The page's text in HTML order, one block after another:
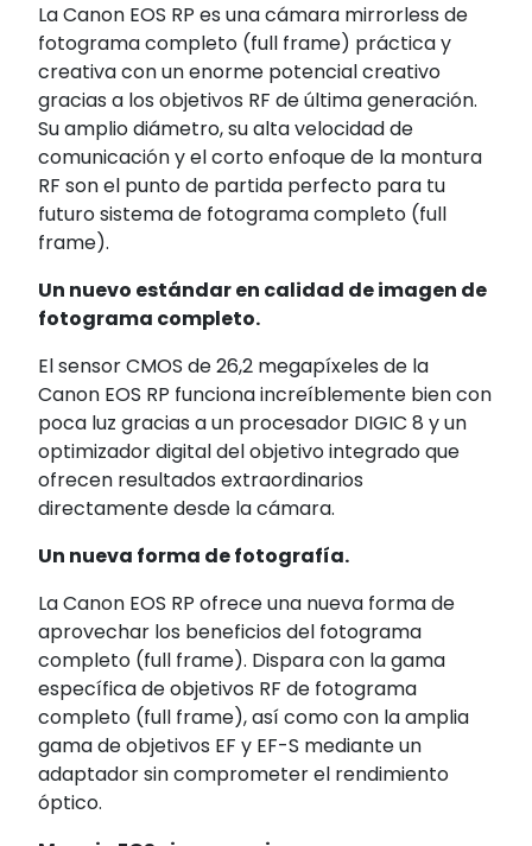
La Canon EOS RP es una cámara mirrorless de
fotograma completo (full frame) práctica y
creativa con un enorme potencial creativo
gracias a los objetivos RF de última generación.
Su amplio diámetro, su alta velocidad de
comunicación y el corto enfoque de la montura
RF son el punto de partida perfecto para tu
futuro sistema de fotograma completo (full
frame).
Un nuevo estándar en calidad de imagen de
fotograma completo.
El sensor CMOS de 26,2 megapíxeles de la
Canon EOS RP funciona increíblemente bien con
poca luz gracias a un procesador DIGIC 8 y un
optimizador digital del objetivo integrado que
ofrecen resultados extraordinarios
directamente desde la cámara.
Un nueva forma de fotografía.
La Canon EOS RP ofrece una nueva forma de
aprovechar los beneficios del fotograma
completo (full frame). Dispara con la gama
específica de objetivos RF de fotograma
completo (full frame), así como con la amplia
gama de objetivos EF y EF-S mediante un
adaptador sin comprometer el rendimiento
óptico.